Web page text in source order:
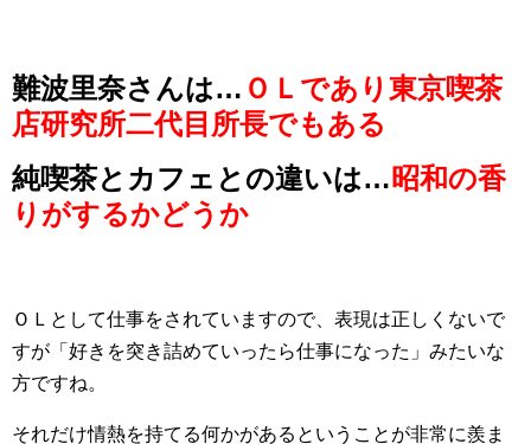
難波里奈さんは… ＯＬであり東京喫茶
店研究所二代目所長でもある
純喫茶とカフェとの違いは… 昭和の香
りがするかどうか
ＯＬとして仕事をされていますので、表現は正しくないで
すが「好きを突き詰めていったら仕事になった」みたいな
方ですね。
それだけ情熱を持てる何かがあるということが非常に羨ま